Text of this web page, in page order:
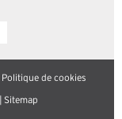
Politique de cookies
Sitemap